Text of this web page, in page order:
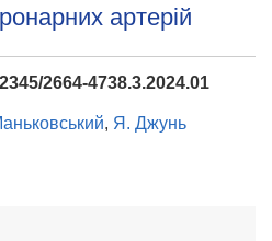
артерій
2664-4738.3.2024.01
, Я. Джунь